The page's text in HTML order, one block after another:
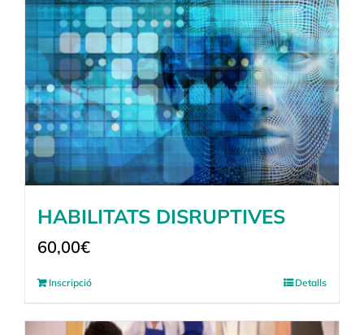
HABILITATS DISRUPTIVES
60,00€
Inscripció Detalls